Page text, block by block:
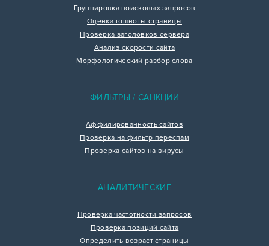
Группировка поисковых запросов
Оценка тошноты страницы
Проверка заголовков сервера
Анализ скорости сайта
Морфологический разбор слова
ФИЛЬТРЫ / САНКЦИИ
Аффилированность сайтов
Проверка на фильтр переспам
Проверка сайтов на вирусы
АНАЛИТИЧЕСКИЕ
Проверка частотности запросов
Проверка позиций сайта
Определить возраст страницы